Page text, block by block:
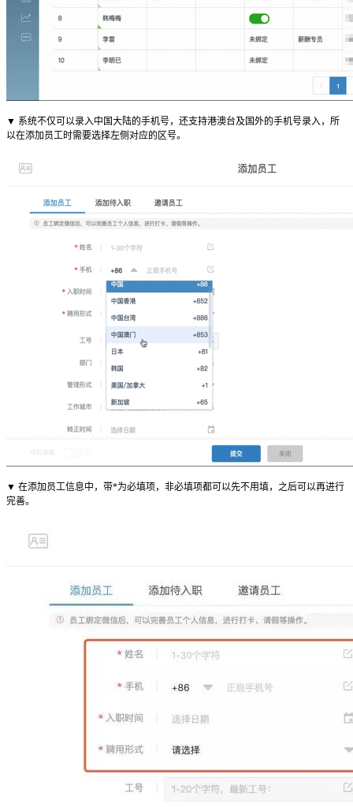
▼ 系统不仅可以录入中国大陆的手机号，还支持港澳台及国外的手机号录入，所
以在添加员工时需要选择左侧对应的区号。
▼ 在添加员工信息中，带*为必填项，非必填项都可以先不用填，之后可以再进行
完善。